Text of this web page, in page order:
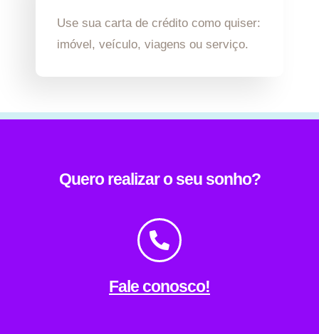
Use sua carta de crédito como quiser:
imóvel, veículo, viagens ou serviço.
Quero realizar o seu sonho?
Fale conosco!